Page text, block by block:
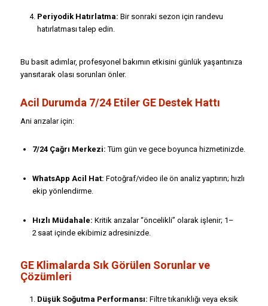
Periyodik Hatırlatma: Bir sonraki sezon için randevu
hatırlatması talep edin.
Bu basit adımlar, profesyonel bakımın etkisini günlük yaşantınıza
yansıtarak olası sorunları önler.
Acil Durumda 7/24 Etiler GE Destek Hattı
Ani arızalar için:
7/24 Çağrı Merkezi: Tüm gün ve gece boyunca hizmetinizde.
WhatsApp Acil Hat: Fotoğraf/video ile ön analiz yaptırın; hızlı
ekip yönlendirme.
Hızlı Müdahale: Kritik arızalar “öncelikli” olarak işlenir; 1–
2 saat içinde ekibimiz adresinizde.
GE Klimalarda Sık Görülen Sorunlar ve
Çözümleri
Düşük Soğutma Performansı: Filtre tıkanıklığı veya eksik